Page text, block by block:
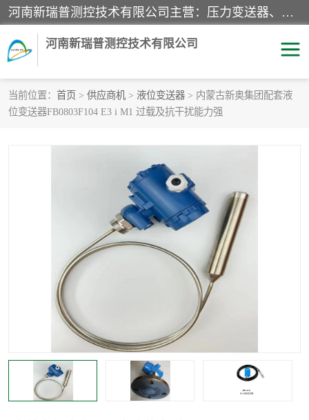
河南新瑞普测控技术有限公司主营：压力变送器、液位变送器、差压变送器、雷达料位计、电容物位计、温度显示控制仪表、电量变送器、流量计、工业自动化系统成套设备。
河南新瑞普测控技术有限公司
当前位置： 首页 > 供应商机 > 液位变送器 > 内蒙古新奥集团配套液
位变送器FB0803F104 E3 i M1 过载及抗干扰能力强
霍尼韦尔压力变送器 CS系列变送器
雷达料位计
标准型工业压力变送器 罐旁显示仪
差压变送器 温度传感器变送器
压力变送器 电容物位计
温度显示控制仪表 电量变送器
流量计 工业自动化系统成套设备